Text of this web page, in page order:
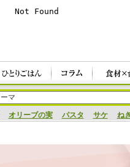
オリーブの実 パスタ サケ ね